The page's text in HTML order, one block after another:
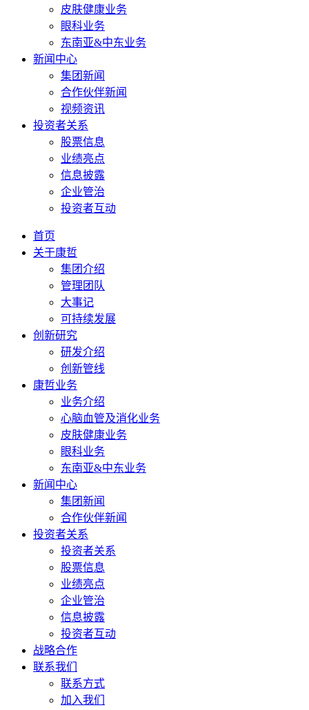
皮肤健康业务
眼科业务
东南亚&中东业务
新闻中心
集团新闻
合作伙伴新闻
视频资讯
投资者关系
股票信息
业绩亮点
信息披露
企业管治
投资者互动
首页
关于康哲
集团介绍
管理团队
大事记
可持续发展
创新研究
研发介绍
创新管线
康哲业务
业务介绍
心脑血管及消化业务
皮肤健康业务
眼科业务
东南亚&中东业务
新闻中心
集团新闻
合作伙伴新闻
投资者关系
投资者关系
股票信息
业绩亮点
企业管治
信息披露
投资者互动
战略合作
联系我们
联系方式
加入我们